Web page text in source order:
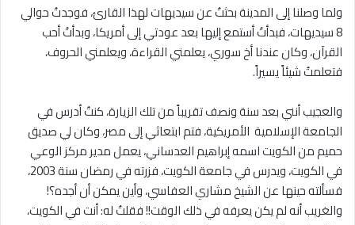
ولما وصلنا إلى المدينة بحثتُ عن سيديهات لهذا القارئ، فوجدتُ حوالي
8 سيديهات، فبدأتُ أستمع إليها بعد عودتي إلى أمريكا، وبدأتُ أحب
القرآن، وكان عندنا أخ سوري، يعلمني القراءة، ويعلمني الحروف،
فتعلمتُ شيئاً يسيراً.
والعجيب أنني بعد سنة ونصف تقريباً من تلك الزيارة، كنتُ أدرس في
الجامعة الإسلامية الأمريكية، فتم ابتعاثي إلى مصر، وكان لي صديق
حميم من الكويت اسمه إبراهيم العدساني، يعمل مدير مركز الوعي
في الكويت، ويدرس في جامعة الكويت، فزرته في رمضان سنة 2003،
فسألته حينها عن الشيخ مشاري العفاسي، وأين يمكن أن أجده؟!
والغريب أنه لم يكن يعرفه في ذلك الوقت!! فقلتُ له: أنت في الكويت،